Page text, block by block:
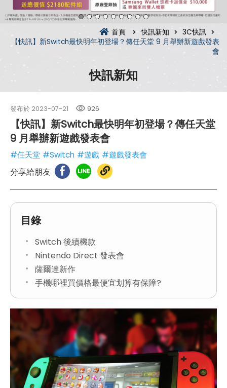
首頁 快訊新知
3C快訊
【快訊】新Switch最快明年初登場？傳任天堂 9 月舉辦新遊戲發表
會
快訊新知
發布於 2023-07-21 926
【快訊】新Switch最快明年初登場？傳任天堂
9 月舉辦新遊戲發表會
#任天堂 #Switch #遊戲 #遊戲發表會
分享給朋友
目錄
Switch 後續機款
Nintendo Direct 發表會
薩爾達新作
手機哪裡買價格最便宜划算有保障?